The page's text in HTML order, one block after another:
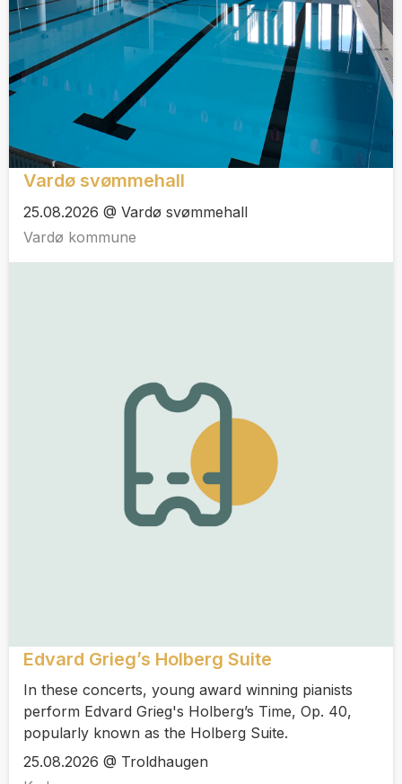
Vardø svømmehall
25.08.2026 @ Vardø svømmehall
Vardø kommune
Edvard Grieg’s Holberg Suite
In these concerts, young award winning pianists
perform Edvard Grieg's Holberg’s Time, Op. 40,
popularly known as the Holberg Suite.
25.08.2026 @ Troldhaugen